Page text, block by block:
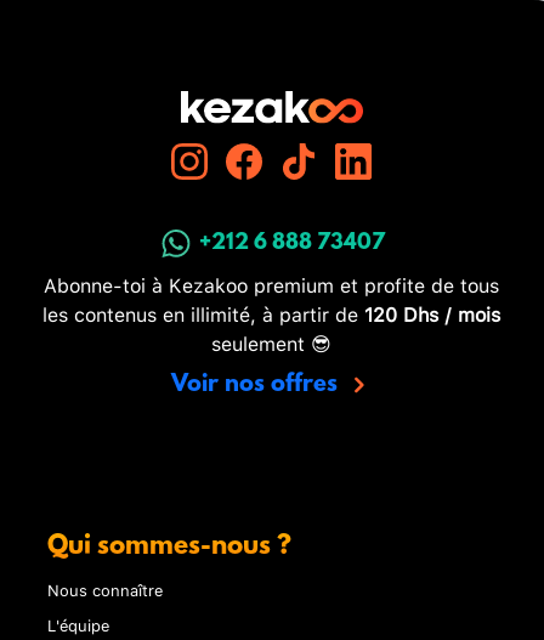
+212 6 888 73407
Abonne-toi à Kezakoo premium et profite de tous
les contenus en illimité, à partir de 120 Dhs / mois
seulement 😎
Voir nos offres
Qui sommes-nous ?
Nous connaître
L'équipe